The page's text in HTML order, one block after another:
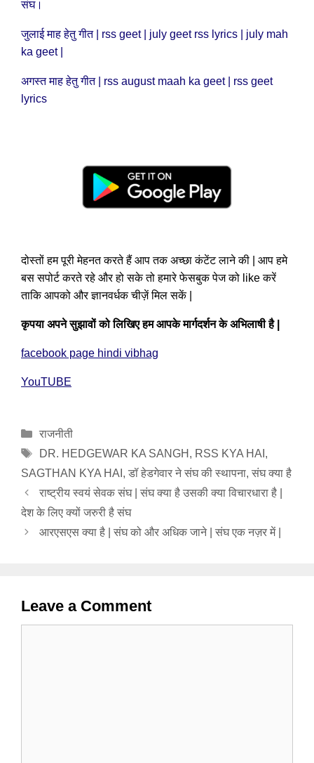
संघ।
जुलाई माह हेतु गीत | rss geet | july geet rss lyrics | july mah
ka geet |
अगस्त माह हेतु गीत | rss august maah ka geet | rss geet
lyrics
दोस्तों हम पूरी मेहनत करते हैं आप तक अच्छा कंटेंट लाने की | आप हमे
बस सपोर्ट करते रहे और हो सके तो हमारे फेसबुक पेज को like करें
ताकि आपको और ज्ञानवर्धक चीज़ें मिल सकें |
कृपया अपने सुझावों को लिखिए हम आपके मार्गदर्शन के अभिलाषी है
facebook page hindi vibhag
YouTUBE
Categories
राजनीती
Tags
DR. HEDGEWAR KA SANGH , RSS KYA HAI ,
SAGTHAN KYA HAI , डॉ हेडगेवार ने संघ की स्थापना, संघ क्या है
राष्ट्रीय स्वयं सेवक संघ | संघ क्या है उसकी क्या विचारधारा है |
देश के लिए क्यों जरुरी है संघ
आरएसएस क्या है | संघ को और अधिक जाने | संघ एक नज़र में |
Leave a Comment